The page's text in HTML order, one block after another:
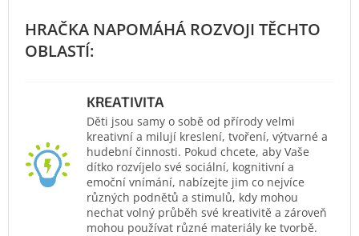
KREATIVITA
Děti jsou samy o sobě od přírody velmi
kreativní a milují kreslení, tvoření, výtvarné a
hudební činnosti. Pokud chcete, aby Vaše
dítko rozvíjelo své sociální, kognitivní a
emoční vnímání, nabízejte jim co nejvíce
různých podnětů a stimulů, kdy mohou
nechat volný průběh své kreativitě a zároveň
mohou používat různé materiály ke tvorbě.